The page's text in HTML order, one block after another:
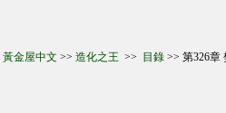
黃金屋中文 >> 造化之王 >> 目錄 >> 第326章